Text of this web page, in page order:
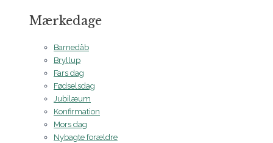
Mærkedage
Barnedåb
Bryllup
Fars dag
Fødselsdag
Jubilæum
Konfirmation
Mors dag
Nybagte forældre